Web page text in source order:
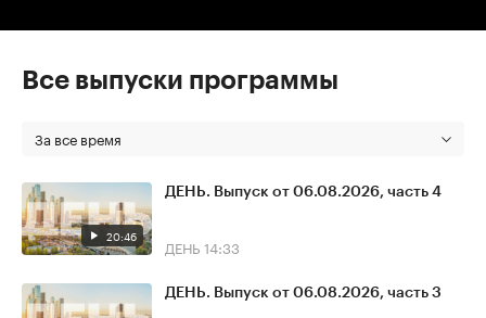
Все выпуски программы
За все время
20:46
ДЕНЬ. Выпуск от 06.08.2026, часть 4
ДЕНЬ 14:33
ДЕНЬ. Выпуск от 06.08.2026, часть 3